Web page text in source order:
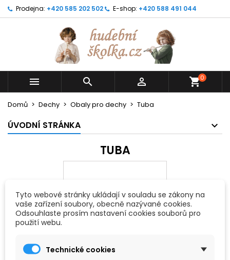
Prodejna: +420 585 202 502 E-shop: +420 588 491 044
   shopping_cart0
Domů Dechy Obaly pro dechy Tuba
ÚVODNÍ STRÁNKA
TUBA
Tyto webové stránky ukládají v souladu se zákony na
vaše zařízení soubory, obecně nazývané cookies.
Odsouhlaste prosím nastavení cookies souborů pro
použití webu.
Technické cookies